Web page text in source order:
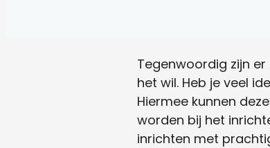
Tegenwoordig zijn
het wil. Heb je veel
Hiermee kunnen
worden bij het
inrichten met